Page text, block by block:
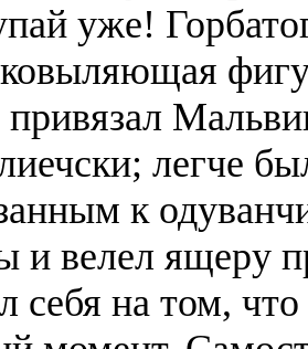
уже!
легче
к
и велел ящеру
себя на том, что